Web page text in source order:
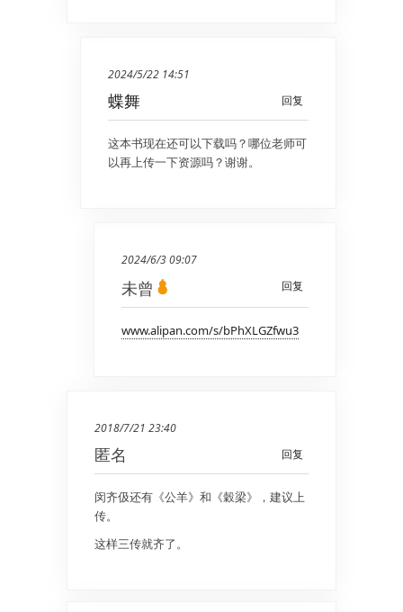
2024/5/22 14:51
回复
蝶舞
这本书现在还可以下载吗？哪位老师可
以再上传一下资源吗？谢谢。
2024/6/3 09:07
回复
未曾
www.alipan.com/s/bPhXLGZfwu3
2018/7/21 23:40
回复
匿名
闵齐伋还有《公羊》和《穀梁》，建议上
传。
这样三传就齐了。